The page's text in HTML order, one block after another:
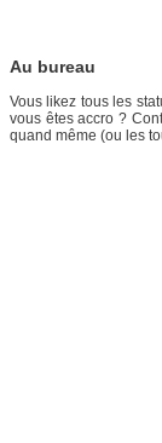
Au bureau
Vous likez tous les
vous êtes accro ?
quand même (ou les